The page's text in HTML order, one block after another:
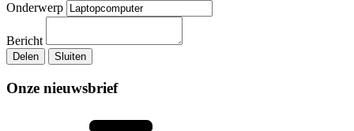
Onderwerp
Bericht
Delen Sluiten
Onze nieuwsbrief